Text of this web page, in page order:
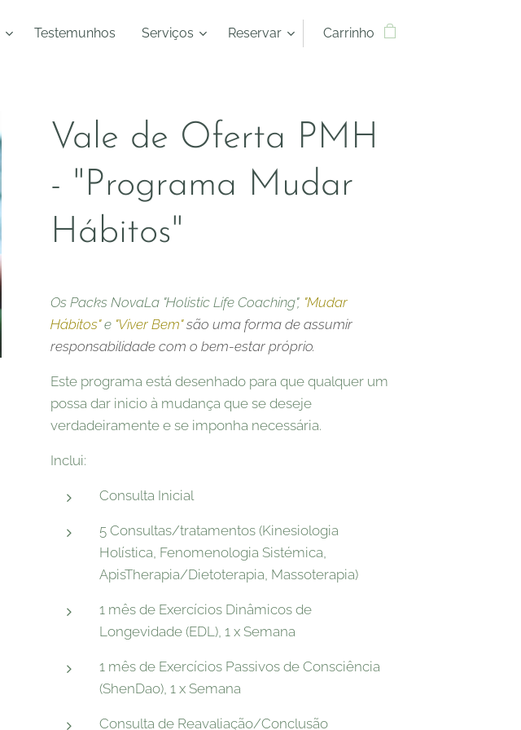
Testemunhos Serviços Reservar Carrinho
Vale de Oferta PMH
- "Programa Mudar
Hábitos"
Os Packs NovaLa "Holistic Life Coaching", "Mudar
Hábitos"e "Viver Bem"são uma forma de assumir
responsabilidade com o bem-estar próprio.
Este programa está desenhado para que qualquer um
possa dar inicio à mudança que se deseje
verdadeiramente e se imponha necessária.
Inclui:
Consulta Inicial
5 Consultas/tratamentos (Kinesiologia
Holística, Fenomenologia Sistémica,
ApisTherapia/Dietoterapia, Massoterapia)
1 mês de Exercícios Dinâmicos de
Longevidade (EDL), 1 x Semana
1 mês de Exercícios Passivos de Consciência
(ShenDao), 1 x Semana
Consulta de Reavaliação/Conclusão